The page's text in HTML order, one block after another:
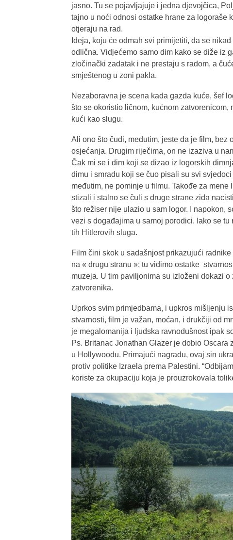
jasno. Tu se pojavljajuje i jedna djevojčica,
tajno u noći odnosi ostatke hrane za logoraše
otjeraju na rad.
Ideja, koju će odmah svi primijetiti, da se
odlična. Vidjećemo samo dim kako se diže iz
zločinački zadatak i ne prestaju s radom, a
smještenog u zoni pakla.
Nezaboravna je scena kada gazda kuće, šef
što se okoristio ličnom, kućnom
kući kao slugu.
Ali ono što čudi, međutim, jeste da je film,
osjećanja. Drugim riječima, on ne izaziva u
Čak mi se i dim koji se dizao iz logorskih
dimu i smradu koji se čuo pisali su svi
međutim, ne pominje u filmu. Takođe za
stizali i stalno se čuli s druge strane zida
što režiser nije ulazio u sam logor. I napokon,
vezi s događajima u samoj porodici. Iako se
tih Hitlerovih sluga.
Film čini skok u sadašnjost prikazujući
na « drugu stranu »; tu vidimo ostatke
muzeja. U tim paviljonima su izloženi dokazi
zatvorenika.
Uprkos svim primjedbama, i upkros mišljenju
stvarnosti, film je važan, moćan, i drukčiji od
je megalomanija i ljudska ravnodušnost ipak
Ps. Britanac Jonathan Glazer je dobio Oscara
u Hollywoodu. Primajući nagradu, ovaj sin
protiv politike Izraela prema Palestini.
koriste za okupaciju koja je prouzrokovala